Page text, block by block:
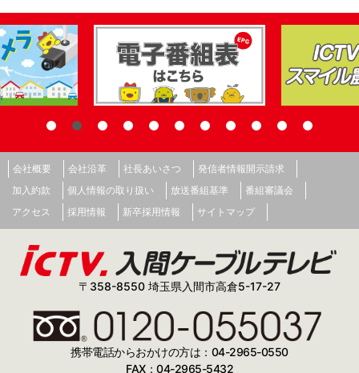
会社概要 会社沿革 社長あいさつ
発信者情報開示請求
加入約款
個人情報の取り扱い 放送番組基準
番組審議会
アクセス
採用情報 新卒採用情報 サイトマップ
〒358-8550 埼玉県入間市高倉5-17-27
携帯電話からおかけの方は：04-2965-0550
FAX：04-2965-5432